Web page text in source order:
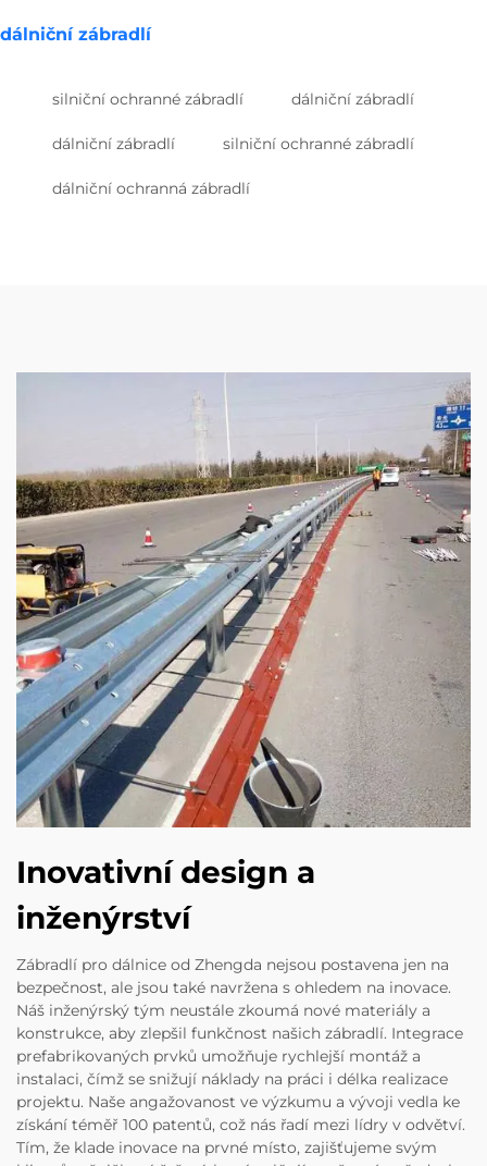
dálniční zábradlí
silniční ochranné zábradlí dálniční zábradlí
dálniční zábradlí silniční ochranné zábradlí
dálniční ochranná zábradlí
Inovativní design a
inženýrství
Zábradlí pro dálnice od Zhengda nejsou postavena jen na
bezpečnost, ale jsou také navržena s ohledem na inovace.
Náš inženýrský tým neustále zkoumá nové materiály a
konstrukce, aby zlepšil funkčnost našich zábradlí. Integrace
prefabrikovaných prvků umožňuje rychlejší montáž a
instalaci, čímž se snižují náklady na práci i délka realizace
projektu. Naše angažovanost ve výzkumu a vývoji vedla ke
získání téměř 100 patentů, což nás řadí mezi lídry v odvětví.
Tím, že klade inovace na prvné místo, zajišťujeme svým